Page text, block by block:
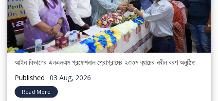
আইন বিভাগের এলএলএম প্রফেশনাল প্রোগ্রামের ২৩তম ব্যাচের নবীন বরণ অনুষ্ঠিত
Published 03 Aug, 2026
Read More